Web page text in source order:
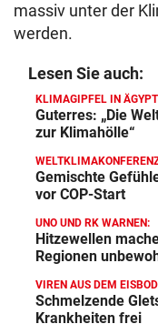
massiv unter der
werden.
Lesen Sie auch:
KLIMAGIPFEL IN
Guterres: „Die
zur Klimahölle“
Gemischte
vor COP-Start
UNO UND RK WARNEN:
Hitzewellen
Regionen
VIREN AUS DEM
Schmelzende
Krankheiten frei